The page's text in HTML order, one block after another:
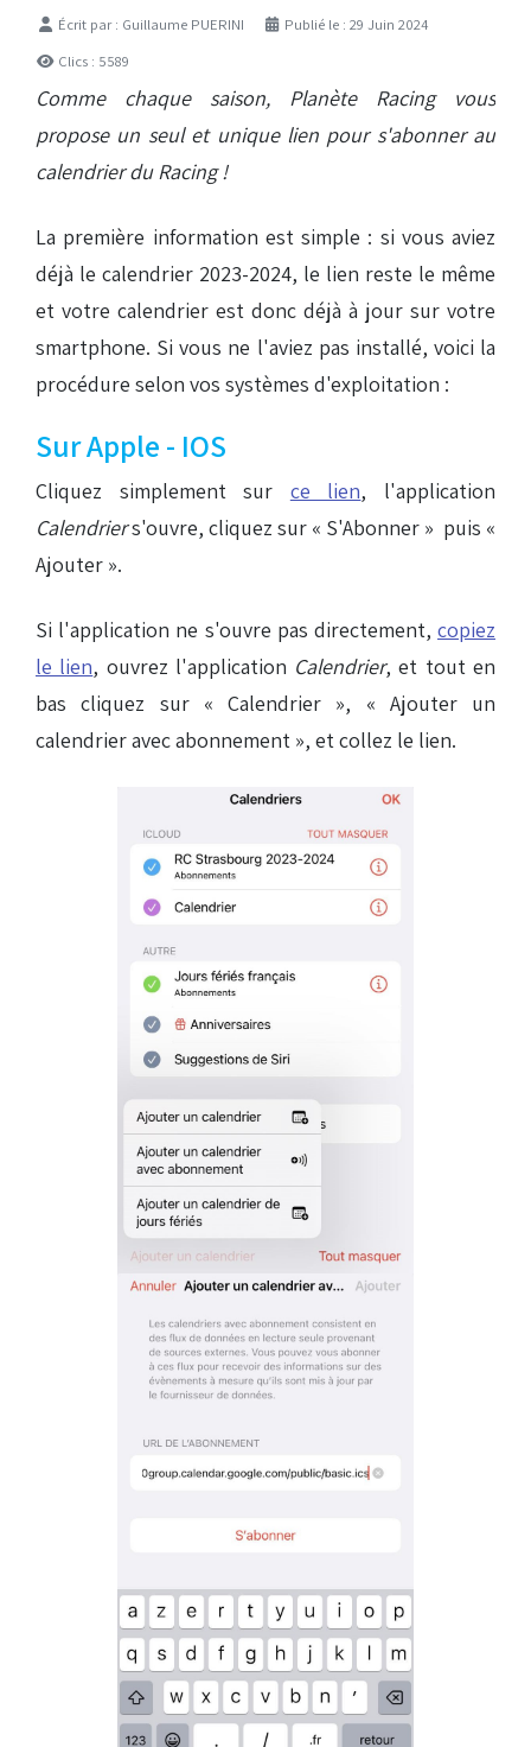
DétailsÉcrit par : Guillaume PUERINI
Publié le : 29 Juin 2024
Clics : 5589
Comme chaque saison, Planète Racing vous
propose un seul et unique lien pour s'abonner au
calendrier du Racing !
La première information est simple : si vous aviez
déjà le calendrier 2023-2024, le lien reste le même
et votre calendrier est donc déjà à jour sur votre
smartphone. Si vous ne l'aviez pas installé, voici la
procédure selon vos systèmes d'exploitation :
Sur Apple - IOS
Cliquez simplement sur ce lien, l'application
Calendriers'ouvre, cliquez sur « S'Abonner » puis «
Ajouter ».
Si l'application ne s'ouvre pas directement, copiez
le lien, ouvrez l'application Calendrier, et tout en
bas cliquez sur « Calendrier », « Ajouter un
calendrier avec abonnement », et collez le lien.